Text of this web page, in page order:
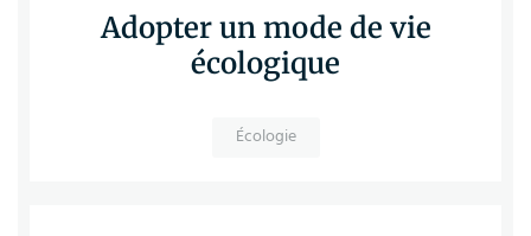
Adopter un mode de vie
écologique
Écologie